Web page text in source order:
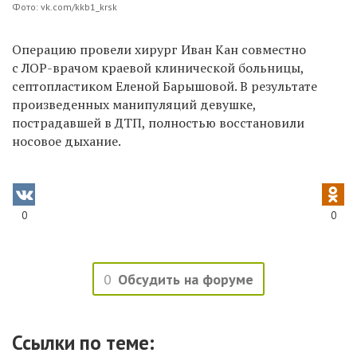
Фото: vk.com/kkb1_krsk
Операцию провели хирург Иван Кан совместно
с ЛОР-врачом краевой клинической больницы,
септопластиком Еленой Барышовой. В результате
произведенных манипуляций девушке,
пострадавшей в ДТП, полностью восстановили
носовое дыхание.
0 0
0 Обсудить на форуме
Ссылки по теме: